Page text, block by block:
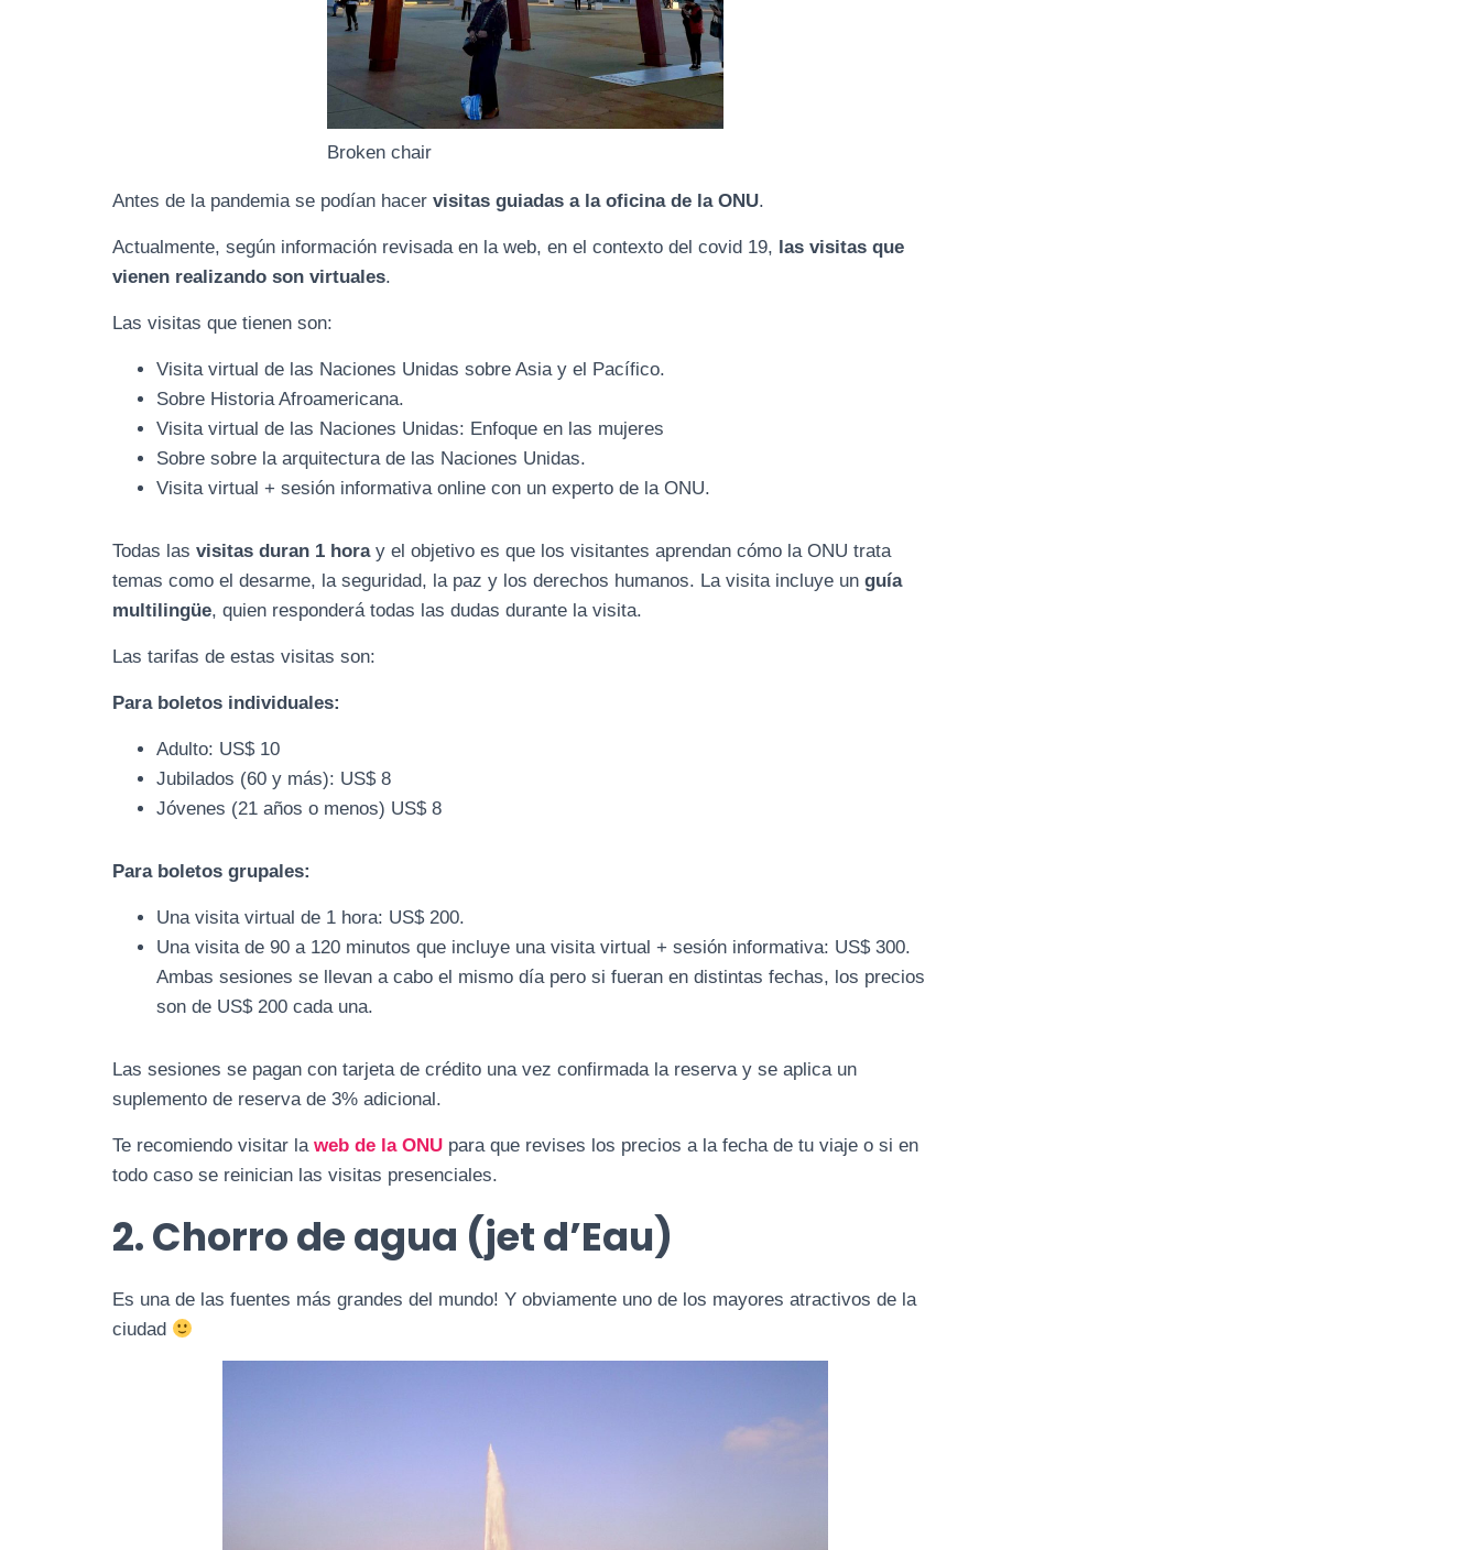
Broken chair
Antes de la pandemia se podían hacer visitas guiadas a la oficina de la ONU.
Actualmente, según información revisada en la web, en el contexto del covid 19, las visitas que
vienen realizando son virtuales.
Las visitas que tienen son:
Visita virtual de las Naciones Unidas sobre Asia y el Pacífico.
Sobre Historia Afroamericana.
Visita virtual de las Naciones Unidas: Enfoque en las mujeres
Sobre sobre la arquitectura de las Naciones Unidas.
Visita virtual + sesión informativa online con un experto de la ONU.
Todas las visitas duran 1 horay el objetivo es que los visitantes aprendan cómo la ONU trata
temas como el desarme, la seguridad, la paz y los derechos humanos. La visita incluye un guía
multilingüe, quien responderá todas las dudas durante la visita.
Las tarifas de estas visitas son:
Para boletos individuales:
Adulto: US$ 10
Jubilados (60 y más): US$ 8
Jóvenes (21 años o menos) US$ 8
Para boletos grupales:
Una visita virtual de 1 hora: US$ 200.
Una visita de 90 a 120 minutos que incluye una visita virtual + sesión informativa: US$ 300.
Ambas sesiones se llevan a cabo el mismo día pero si fueran en distintas fechas, los precios
son de US$ 200 cada una.
Las sesiones se pagan con tarjeta de crédito una vez confirmada la reserva y se aplica un
suplemento de reserva de 3% adicional.
Te recomiendo visitar la web de la ONU para que revises los precios a la fecha de tu viaje o si en
todo caso se reinician las visitas presenciales.
2. Chorro de agua (jet d’Eau)
Es una de las fuentes más grandes del mundo! Y obviamente uno de los mayores atractivos de la
ciudad